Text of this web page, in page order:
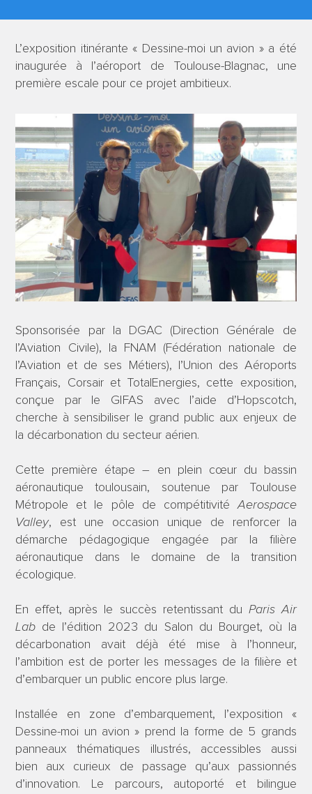
L’exposition itinérante « Dessine-moi un avion » a été
inaugurée à l’aéroport de Toulouse-Blagnac, une
première escale pour ce projet ambitieux.
Sponsorisée par la DGAC (Direction Générale de
l’Aviation Civile), la FNAM (Fédération nationale de
l’Aviation et de ses Métiers), l’Union des Aéroports
Français, Corsair et TotalEnergies, cette exposition,
conçue par le GIFAS avec l’aide d’Hopscotch,
cherche à sensibiliser le grand public aux enjeux de
la décarbonation du secteur aérien.
Cette première étape – en plein cœur du bassin
aéronautique toulousain, soutenue par Toulouse
Métropole et le pôle de compétitivitéAerospace
Valley, est une occasion unique de renforcer la
démarche pédagogique engagée par la filière
aéronautique dans le domaine de la transition
écologique.
En effet, après le succès retentissant du Paris Air
Lab de l’édition 2023 du Salon du Bourget, où la
décarbonation avait déjà été mise à l’honneur,
l’ambition est de porter les messages de la filière et
d’embarquer un public encore plus large.
Installée en zone d’embarquement, l’exposition «
Dessine-moi un avion » prend la forme de 5 grands
panneaux thématiques illustrés, accessibles aussi
bien aux curieux de passage qu’aux passionnés
d’innovation. Le parcours, autoporté et bilingue